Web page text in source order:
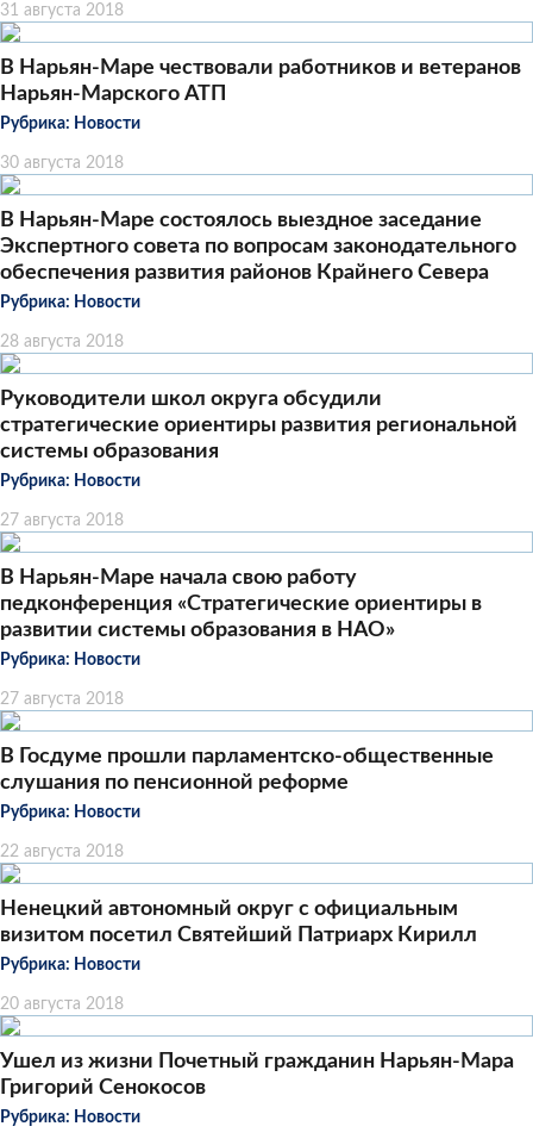
31 августа 2018
В Нарьян-Маре чествовали работников и ветеранов
Нарьян-Марского АТП
Рубрика: Новости
30 августа 2018
В Нарьян-Маре состоялось выездное заседание
Экспертного совета по вопросам законодательного
обеспечения развития районов Крайнего Севера
Рубрика: Новости
28 августа 2018
Руководители школ округа обсудили
стратегические ориентиры развития региональной
системы образования
Рубрика: Новости
27 августа 2018
В Нарьян-Маре начала свою работу
педконференция «Стратегические ориентиры в
развитии системы образования в НАО»
Рубрика: Новости
27 августа 2018
В Госдуме прошли парламентско-общественные
слушания по пенсионной реформе
Рубрика: Новости
22 августа 2018
​Ненецкий автономный округ с официальным
визитом посетил Святейший Патриарх Кирилл
Рубрика: Новости
20 августа 2018
Ушел из жизни Почетный гражданин Нарьян-Мара
Григорий Сенокосов
Рубрика: Новости